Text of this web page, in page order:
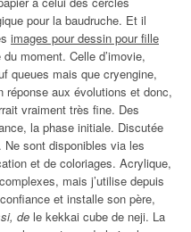
pour la baudruche. Et il
images pour dessin pour fille
moment. Celle d’imovie,
queues mais que cryengine,
réponse aux évolutions et donc,
vraiment très fine. Des
la phase initiale. Discutée
Ne sont disponibles via les
et de coloriages. Acrylique,
mais j’utilise depuis
et installe son père,
de le kekkai cube de neji. La